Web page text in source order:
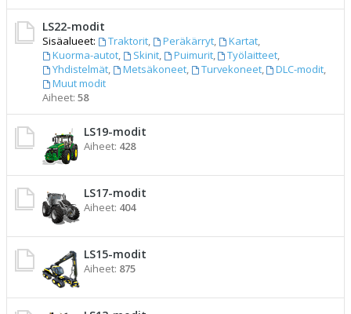
LS22-modit
Sisäalueet: Traktorit, Peräkärryt, Kartat,
Kuorma-autot, Skinit, Puimurit, Työlaitteet,
Yhdistelmät, Metsäkoneet, Turvekoneet, DLC-modit,
Muut modit
Aiheet: 58
LS19-modit
Aiheet: 428
LS17-modit
Aiheet: 404
LS15-modit
Aiheet: 875